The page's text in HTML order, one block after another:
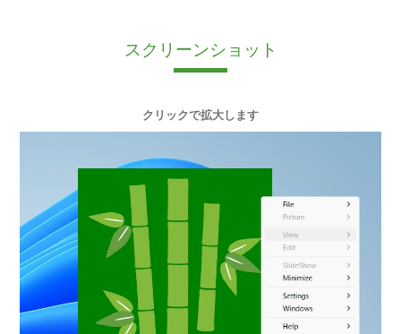
スクリーンショット
クリックで拡大します